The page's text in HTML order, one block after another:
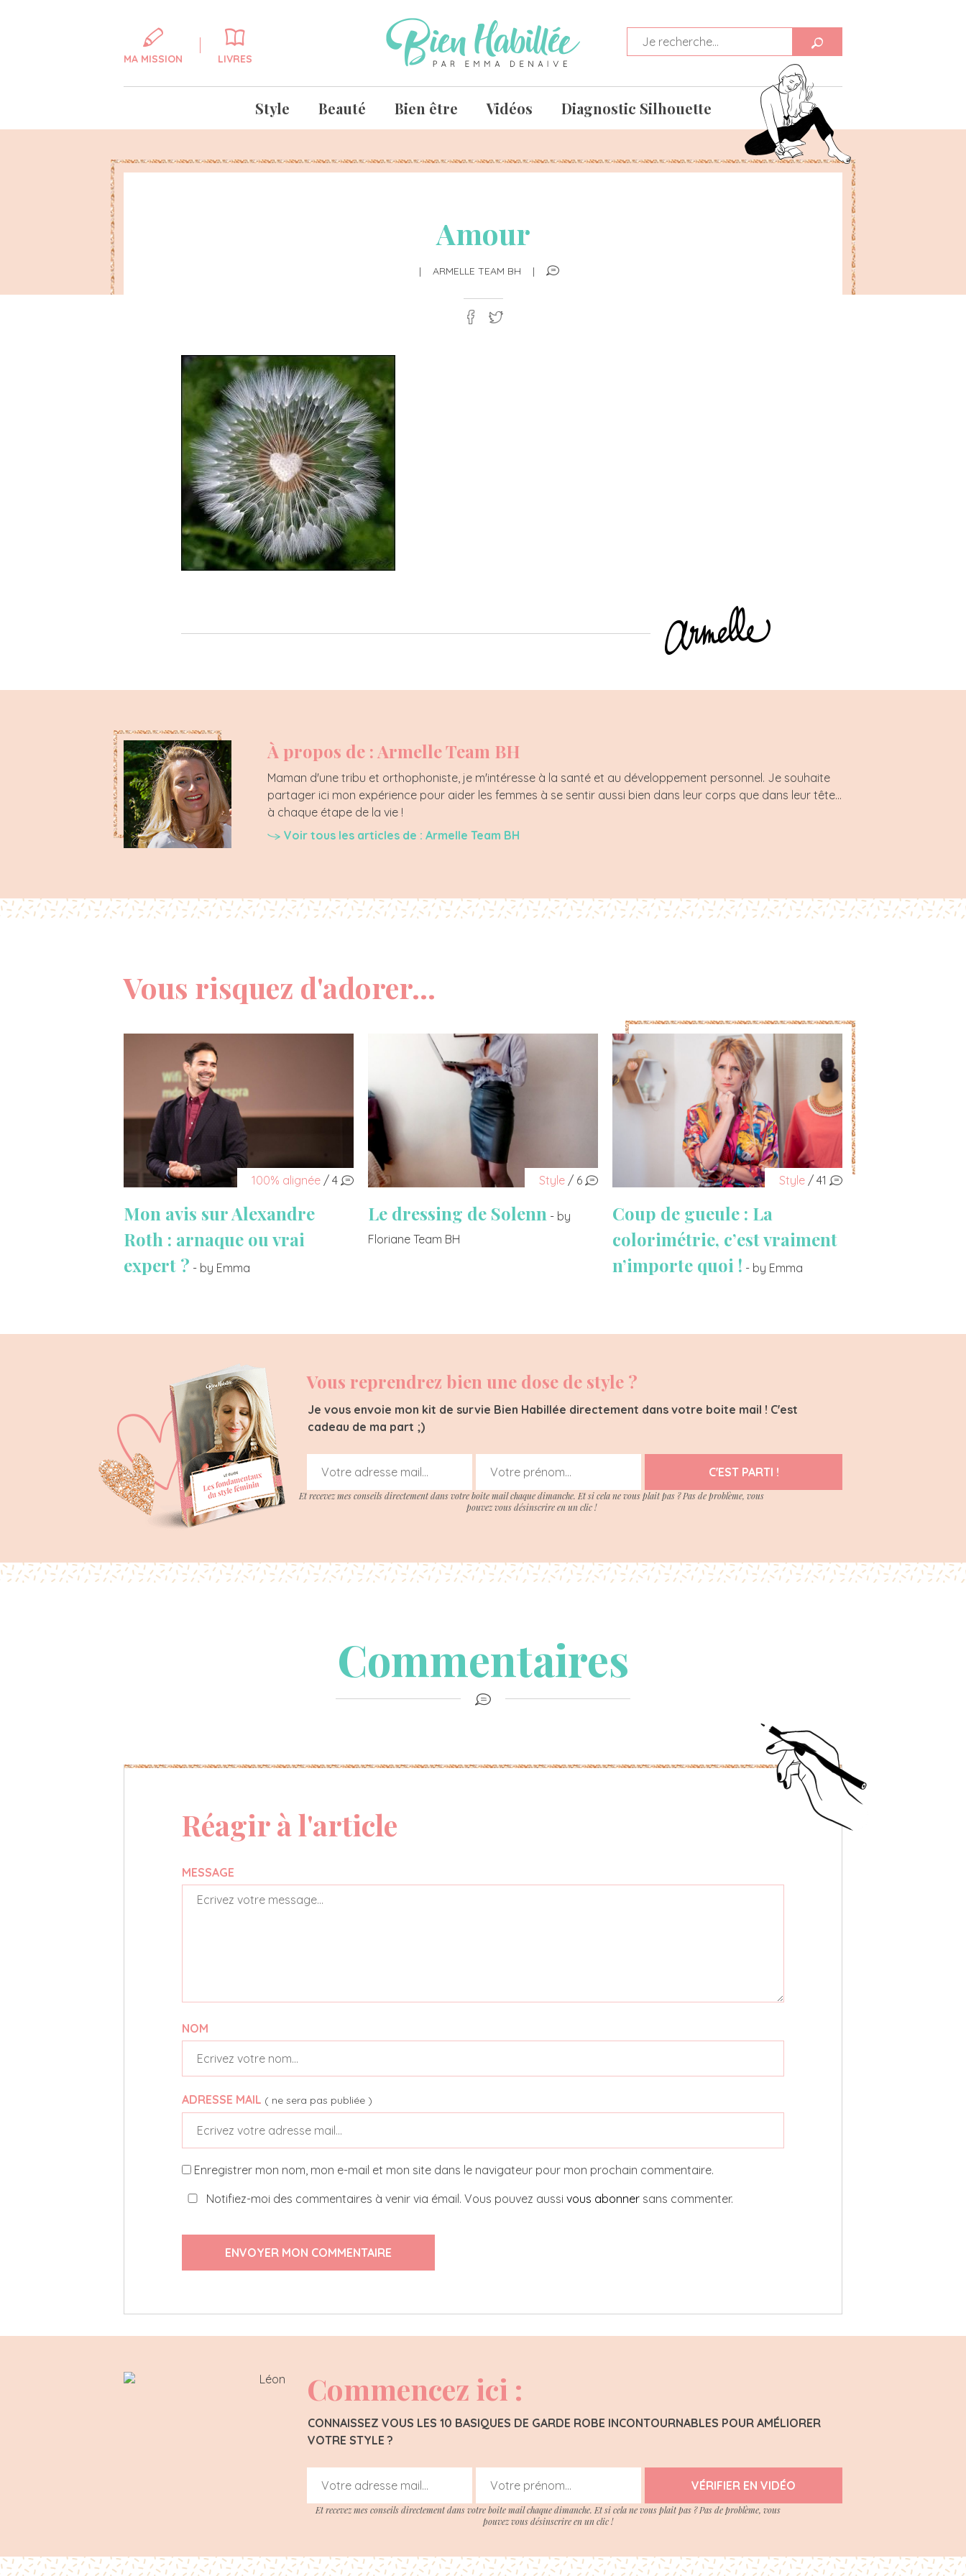
MA MISSION LIVRES
Style Beauté Bien être Vidéos Diagnostic Silhouette
Amour
| ARMELLE TEAM BH |
À propos de : Armelle Team BH
Maman d'une tribu et orthophoniste, je m'intéresse à la santé et au développement personnel. Je souhaite
partager ici mon expérience pour aider les femmes à se sentir aussi bien dans leur corps que dans leur tête...
à chaque étape de la vie !
Voir tous les articles de : Armelle Team BH
Vous risquez d'adorer...
100% alignée / 4
Mon avis sur Alexandre
Roth : arnaque ou vrai
expert ? - by Emma
Style / 6
Le dressing de Solenn - by
Floriane Team BH
Style / 41
Coup de gueule : La
colorimétrie, c’est vraiment
n’importe quoi ! - by Emma
Vous reprendrez bien une dose de style ?
Je vous envoie mon kit de survie Bien Habillée directement dans votre boite mail ! C'est
cadeau de ma part ;)
C'EST PARTI !
Et recevez mes conseils directement dans votre boite mail chaque dimanche. Et si cela ne vous plait pas ? Pas de problème, vous
pouvez vous désinscrire en un clic !
Commentaires
Réagir à l'article
MESSAGE
NOM
ADRESSE MAIL ( ne sera pas publiée )
Enregistrer mon nom, mon e-mail et mon site dans le navigateur pour mon prochain commentaire.
Notifiez-moi des commentaires à venir via émail. Vous pouvez aussi vous abonner sans commenter.
ENVOYER MON COMMENTAIRE
Commencez ici :
CONNAISSEZ VOUS LES 10 BASIQUES DE GARDE ROBE INCONTOURNABLES POUR AMÉLIORER
VOTRE STYLE ?
VÉRIFIER EN VIDÉO
Et recevez mes conseils directement dans votre boite mail chaque dimanche. Et si cela ne vous plait pas ? Pas de problème, vous
pouvez vous désinscrire en un clic !